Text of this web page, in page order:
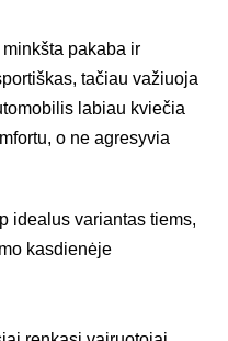
pakaba ir
tačiau važiuoja
labiau kviečia
o ne agresyvia
idealus variantas tiems,
kasdienėje